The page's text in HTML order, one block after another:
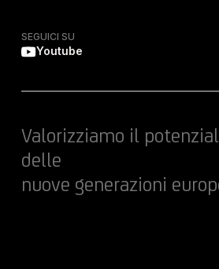
SEGUICI SU
Youtube
Valorizziamo il
delle
nuove generazioni